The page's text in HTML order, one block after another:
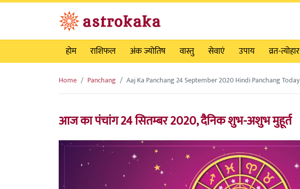
होम
राशिफल अंक ज्योतिष वास्तु सेवाएं उपाय व्रत-त्योहार
Home Panchang Aaj Ka Panchang 24 September 2020 Hindi Panchang Today
आज का पंचांग 24 सितम्बर 2020, दैनिक शुभ-अशुभ मुहूर्त